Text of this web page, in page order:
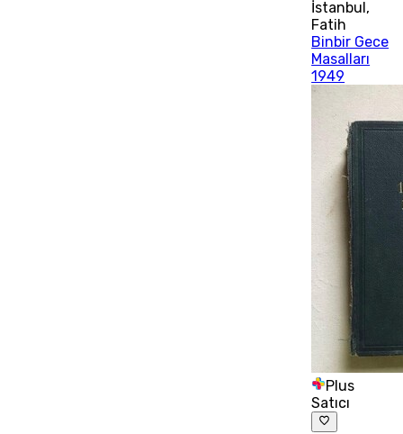
İstanbul ,
Fatih
Binbir Gece
Masalları
1949
Plus
Satıcı